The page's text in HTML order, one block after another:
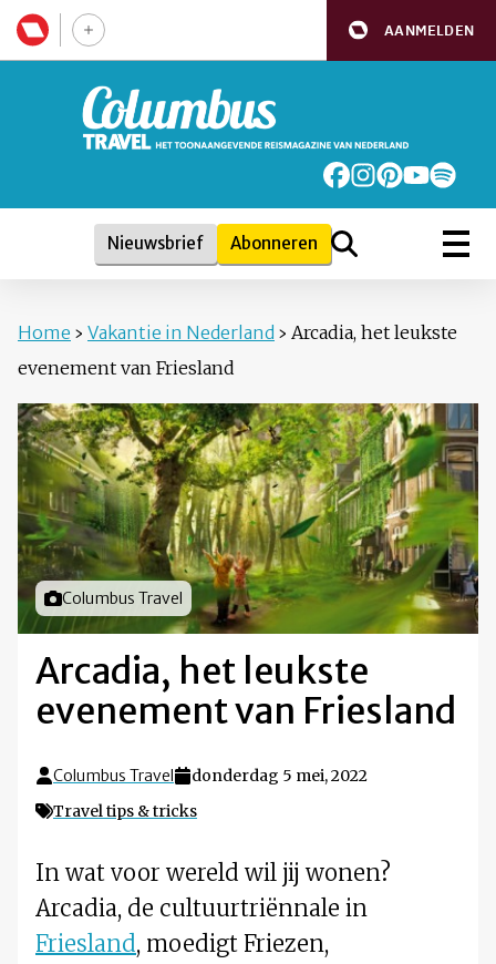
AANMELDEN
Nieuwsbrief Abonneren
Home › Vakantie in Nederland › Arcadia, het leukste
evenement van Friesland
Foto door
Columbus Travel
Arcadia, het leukste
evenement van Friesland
Columbus Travel
donderdag 5 mei, 2022
Travel tips & tricks
In wat voor wereld wil jij wonen?
Arcadia, de cultuurtriënnale in
Friesland, moedigt Friezen,